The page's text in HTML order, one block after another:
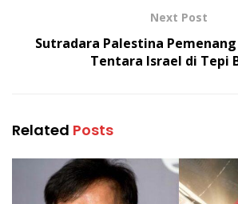
Next Post
Sutradara Palestina
Tentara Israel di Tepi
Related Posts